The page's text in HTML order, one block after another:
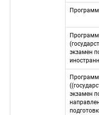
экзамен
экзамен